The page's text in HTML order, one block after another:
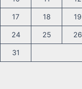
17 18 19
24 25 26
31